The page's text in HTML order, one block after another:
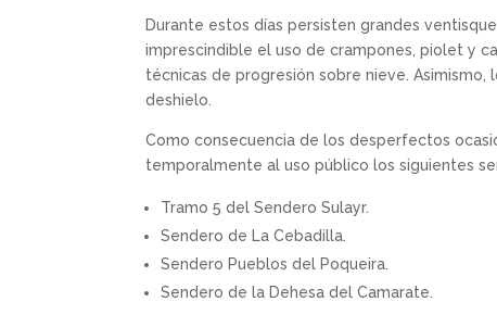
Durante estos días persisten grandes
imprescindible el uso de crampones, piolet y
técnicas de progresión sobre nieve.
deshielo.
Como consecuencia de los desperfectos
temporalmente al uso público los siguientes
Tramo 5 del Sendero Sulayr.
Sendero de La Cebadilla.
Sendero Pueblos del Poqueira.
Sendero de la Dehesa del Camarate.